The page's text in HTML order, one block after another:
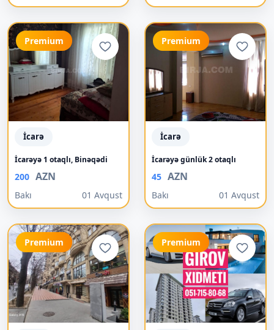
Premium
İcarə
İcarəyə 1 otaqlı, Binəqədi
200 AZN
Bakı 01 Avqust
Premium
İcarə
İcarəyə günlük 2 otaqlı
45 AZN
Bakı 01 Avqust
Premium Premium